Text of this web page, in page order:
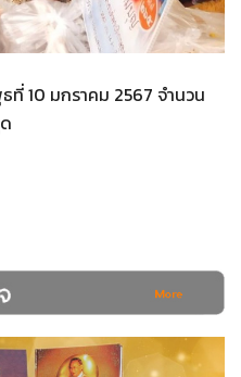
10 มกราคม 2567 จำนวน